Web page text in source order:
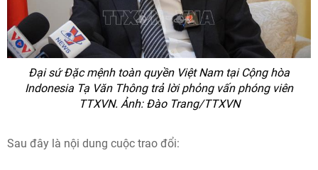
Đại sứ Đặc mệnh toàn quyền Việt Nam tại Cộng hòa
Indonesia Tạ Văn Thông trả lời phỏng vấn phóng viên
TTXVN. Ảnh: Đào Trang/TTXVN
Sau đây là nội dung cuộc trao đổi: